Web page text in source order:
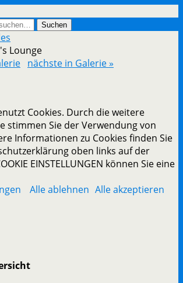
Lounge
nächste in Galerie »
Cookies. Durch die weitere
stimmen Sie der Verwendung von
Informationen zu Cookies finden Sie
oben links auf der
EINSTELLUNGEN können Sie eine
Alle ablehnen Alle akzeptieren